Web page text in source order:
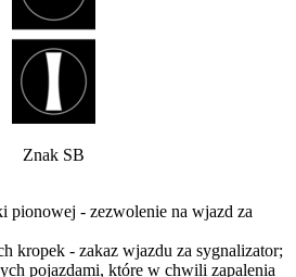
Znak SB
pionowej - zezwolenie na wjazd za
kropek - zakaz wjazdu za sygnalizator;
pojazdami, które w chwili zapalenia